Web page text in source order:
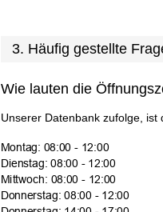
3. Häufig gestellte
Wie lauten die
Unserer Datenbank zufolge,